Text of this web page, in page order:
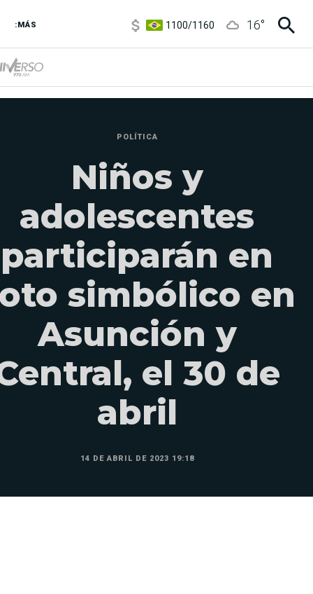
:MÁS
3,8/4
6850/7200
16°
POLÍTICA
Niños y
adolescentes
participarán en
simbólico en
Asunción y
el 30 de
abril
14 DE ABRIL DE 2023 19:18